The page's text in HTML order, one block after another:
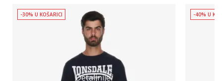
Detaljnije
-30% U KOŠARICI -40% U